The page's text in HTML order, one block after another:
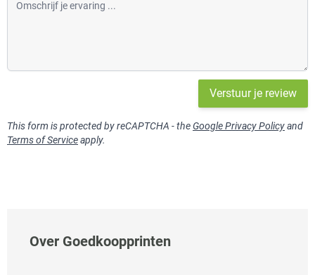
Verstuur je review
This form is protected by reCAPTCHA - the Google Privacy Policyand
Terms of Serviceapply.
Over Goedkoopprinten